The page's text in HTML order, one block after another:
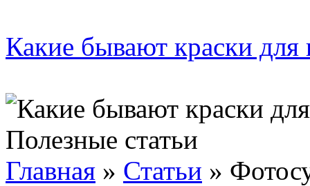
Какие бывают краски для
Полезные статьи
Главная » Статьи »